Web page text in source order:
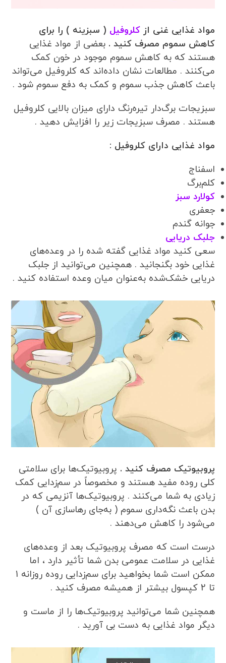
مواد غذایی غنی ازکلروفیل ( سبزینه ) را برای
کاهش سموم مصرف کنید . بعضی از مواد غذایی
هستند که به کاهش سموم موجود در خون کمک
می‌کنند . مطالعات نشان داده‌اند که کلروفیل می‌تواند
باعث کاهش جذب سموم و کمک به دفع سموم شود .
سبزیجات برگ‌دار تیره‌رنگ دارای میزان بالایی کلروفیل
هستند . مصرف سبزیجات زیر را افزایش دهید .
مواد غذایی دارای کلروفیل :
اسفناج
کلم‌برگ
کولارد سبز
جعفری
جوانه گندم
جلبک دریایی
سعی کنید مواد غذایی گفته شده را در وعده‌های
غذایی خود بگنجانید . همچنین می‌توانید از جلبک
دریایی خشک‌شده به‌عنوان میان وعده استفاده کنید .
پروبیوتیک مصرف کنید . پروبیوتیک‌ها برای سلامتی
کلی روده مفید هستند و مخصوصاً در سم‌زدایی کمک
زیادی به شما می‌کنند . پروبیوتیک‌ها آنزیمی که در
بدن باعث نگه‌داری سموم ( به‌جای رهاسازی آن )
می‌شود را کاهش می‌دهند .
درست است که مصرف پروبیوتیک بعد از وعده‌های
غذایی در سلامت عمومی بدن شما تأثیر دارد ، اما
ممکن است شما بخواهید برای سم‌زدایی روده روزانه 1
تا 2 کپسول بیشتر از همیشه مصرف کنید .
همچنین شما می‌توانید پروبیوتیک‌ها را از ماست و
دیگر مواد غذایی به دست بی آورید .